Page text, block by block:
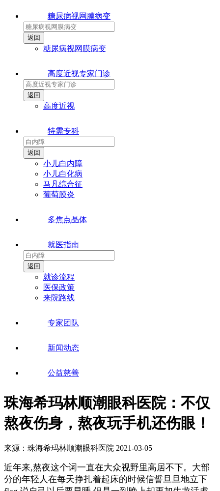
糖尿病视网膜病变
糖尿病视网膜病变
高度近视专家门诊
高度近视
特需专科
小儿白内障
小儿白化病
马凡综合征
葡萄膜炎
多焦点晶体
就医指南
就诊流程
医保政策
来院路线
专家团队
新闻动态
公益慈善
珠海希玛林顺潮眼科医院：不仅
熬夜伤身，熬夜玩手机还伤眼！
来源：珠海希玛林顺潮眼科医院 2021-03-05
近年来,熬夜这个词一直在大众视野里高居不下。大部
分的年轻人在每天挣扎着起床的时候信誓旦旦地立下